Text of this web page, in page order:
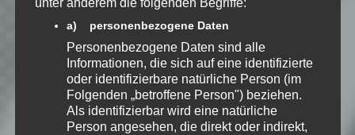
gespeichert werden.
Benachrichtige mich über
nachfolgende Kommentare via E-
Mail.
unter anderem die folgenden Begriffe:
a) personenbezogene Daten
Personenbezogene Daten sind alle
Informationen, die sich auf eine identifizierte
oder identifizierbare natürliche Person (im
Folgenden „betroffene Person") beziehen.
Als identifizierbar wird eine natürliche
Person angesehen, die direkt oder indirekt,